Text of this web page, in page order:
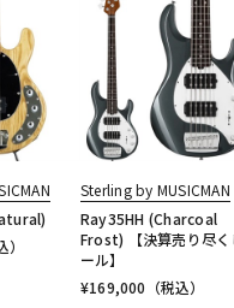
）
Sterling by MUSICMAN
Ray35HH (Charcoal
Frost) 【決算売り尽く
ール】
¥169,000 （税込）